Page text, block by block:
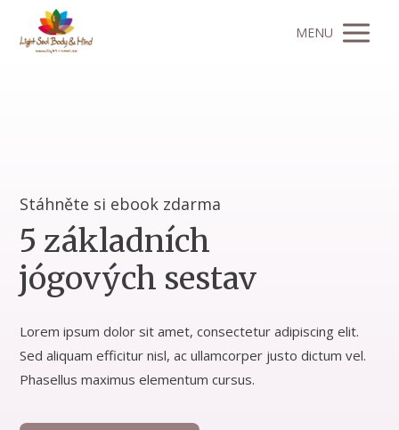
MENU
Stáhněte si ebook zdarma
5 základních
jógových sestav
Lorem ipsum dolor sit amet, consectetur adipiscing elit.
Sed aliquam efficitur nisl, ac ullamcorper justo dictum vel.
Phasellus maximus elementum cursus.